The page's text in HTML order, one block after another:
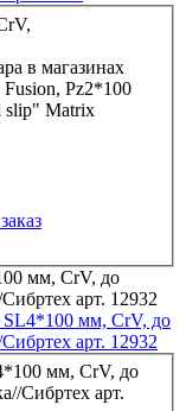
в магазинах
Fusion, Pz2*100
slip" Matrix
SL4*100 мм, СrV, до
арт. 12932